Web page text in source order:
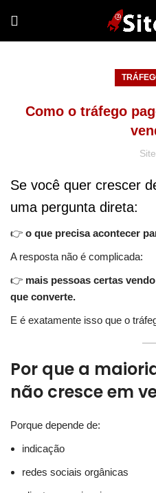
Como o tráfego
Se você quer crescer
uma pergunta direta:
👉 o que precisa acontecer
A resposta não é complicada:
👉 mais pessoas certas
que converte.
E é exatamente isso que o
Por que a
não cresce em
Porque depende de:
indicação
redes sociais orgânicas